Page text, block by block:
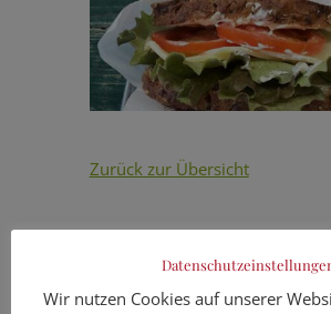
Zurück zur Übersicht
Wir nutzen Cookies auf unserer